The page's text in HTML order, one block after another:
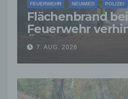
FEUERWEHR NEUWIED POLIZEI
Flächenbrand
Feuerwehr
Übergreifen auf
7. AUG. 2026